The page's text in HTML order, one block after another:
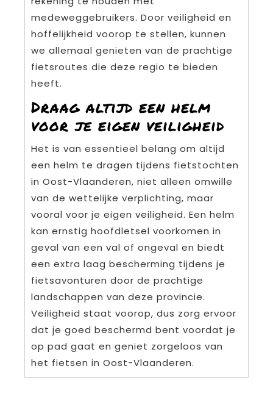
medeweggebruikers. Door veiligheid en
hoffelijkheid voorop te stellen, kunnen
we allemaal genieten van de prachtige
fietsroutes die deze regio te bieden
heeft.
Draag altijd een helm
voor je eigen veiligheid
Het is van essentieel belang om altijd
een helm te dragen tijdens fietstochten
in Oost-Vlaanderen, niet alleen omwille
van de wettelijke verplichting, maar
vooral voor je eigen veiligheid. Een helm
kan ernstig hoofdletsel voorkomen in
geval van een val of ongeval en biedt
een extra laag bescherming tijdens je
fietsavonturen door de prachtige
landschappen van deze provincie.
Veiligheid staat voorop, dus zorg ervoor
dat je goed beschermd bent voordat je
op pad gaat en geniet zorgeloos van
het fietsen in Oost-Vlaanderen.